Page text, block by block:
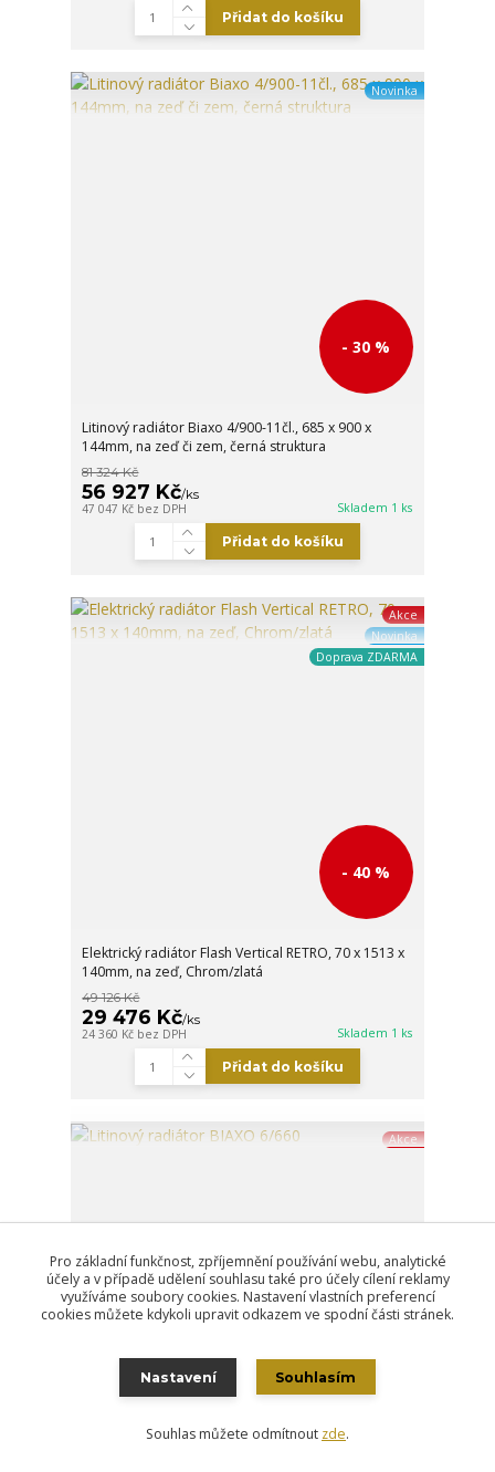
Přidat do košíku
Novinka
- 30 %
Litinový radiátor Biaxo 4/900-11čl., 685 x 900 x
144mm, na zeď či zem, černá struktura
81 324 Kč
56 927 Kč/ks
47 047 Kč bez DPH Skladem 1 ks
Přidat do košíku
Akce
Novinka
Doprava ZDARMA
- 40 %
Elektrický radiátor Flash Vertical RETRO, 70 x 1513 x
140mm, na zeď, Chrom/zlatá
49 126 Kč
29 476 Kč/ks
24 360 Kč bez DPH Skladem 1 ks
Přidat do košíku
Akce
Pro základní funkčnost, zpříjemnění používání webu, analytické
účely a v případě udělení souhlasu také pro účely cílení reklamy
využíváme soubory cookies. Nastavení vlastních preferencí
cookies můžete kdykoli upravit odkazem ve spodní části stránek.
Nastavení Souhlasím
Souhlas můžete odmítnout zde.